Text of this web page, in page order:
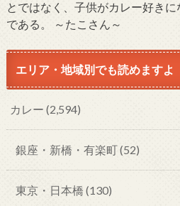
とではなく、子供がカレー好き
である。 ～たこさん～
エリア・地域別でも読めますよ
カレー (2,594)
銀座・新橋・有楽町(52)
東京・日本橋 (130)